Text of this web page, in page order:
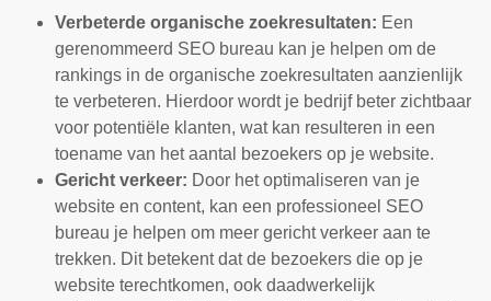
Verbeterde organische zoekresultaten: Een
gerenommeerd SEO bureau kan je helpen om de
rankings in de organische zoekresultaten aanzienlijk
te verbeteren. Hierdoor wordt je bedrijf beter zichtbaar
voor potentiële klanten, wat kan resulteren in een
toename van het aantal bezoekers op je website.
Gericht verkeer: Door het optimaliseren van je
website en content, kan een professioneel SEO
bureau je helpen om meer gericht verkeer aan te
trekken. Dit betekent dat de bezoekers die op je
website terechtkomen, ook daadwerkelijk